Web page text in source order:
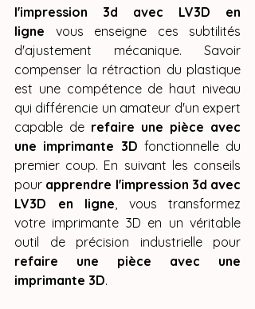
l'impression 3d avec LV3D en
ligne vous enseigne ces subtilités
d'ajustement mécanique. Savoir
compenser la rétraction du plastique
est une compétence de haut niveau
qui différencie un amateur d'un expert
capable de refaire une pièce avec
une imprimante 3D fonctionnelle du
premier coup. En suivant les conseils
pour apprendre l'impression 3d avec
LV3D en ligne, vous transformez
votre imprimante 3D en un véritable
refaire une pièce avec une
imprimante 3D.